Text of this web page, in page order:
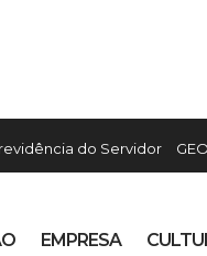
do Servidor
EMPRESA